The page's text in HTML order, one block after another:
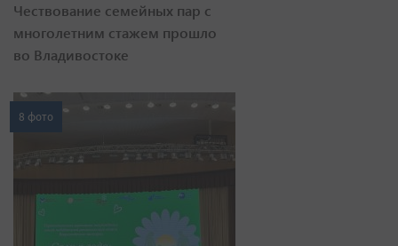
Чествование семейных пар с
многолетним стажем прошло
во Владивостоке
8 фото